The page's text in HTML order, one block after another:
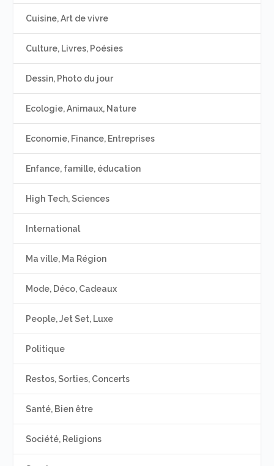
Cuisine, Art de vivre
Culture, Livres, Poésies
Dessin, Photo du jour
Ecologie, Animaux, Nature
Economie, Finance, Entreprises
Enfance, famille, éducation
High Tech, Sciences
International
Ma ville, Ma Région
Mode, Déco, Cadeaux
People, Jet Set, Luxe
Politique
Restos, Sorties, Concerts
Santé, Bien être
Société, Religions